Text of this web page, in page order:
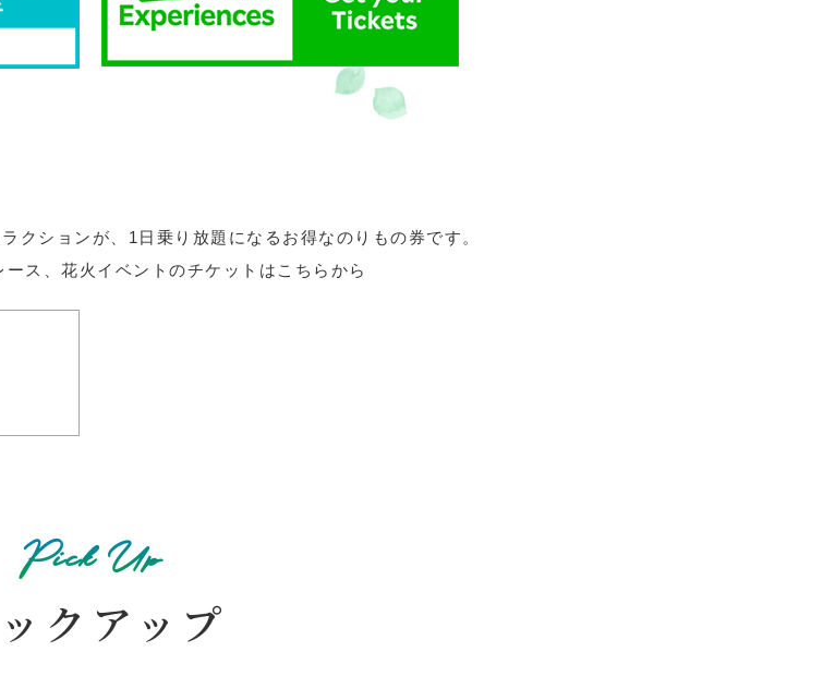
クションが、1日乗り放題になるお得なのりもの券です。
ス、花火イベントのチケットはこちらから
Pick Up
クアップ